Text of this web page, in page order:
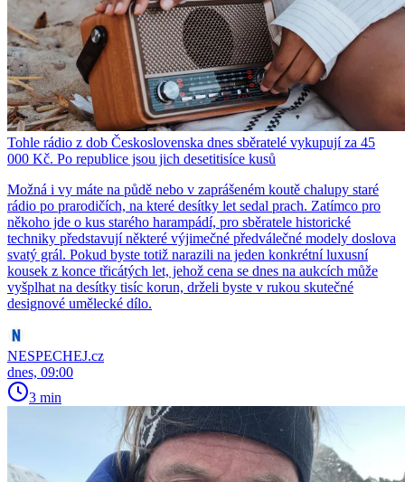
Tohle rádio z dob Československa dnes sběratelé vykupují za 45
000 Kč. Po republice jsou jich desetitisíce kusů
Možná i vy máte na půdě nebo v zaprášeném koutě chalupy staré
rádio po prarodičích, na které desítky let sedal prach. Zatímco pro
někoho jde o kus starého harampádí, pro sběratele historické
techniky představují některé výjimečné předválečné modely doslova
svatý grál. Pokud byste totiž narazili na jeden konkrétní luxusní
kousek z konce třicátých let, jehož cena se dnes na aukcích může
vyšplhat na desítky tisíc korun, drželi byste v rukou skutečné
designové umělecké dílo.
NESPECHEJ.cz
dnes, 09:00
3 min